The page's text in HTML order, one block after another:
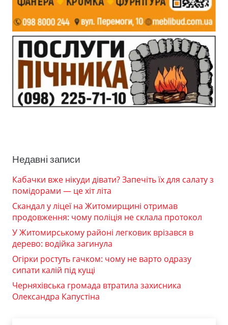
Недавні записи
Кабачки вже нікуди дівати? Запечіть їх для салату з
помідорами — це хіт літа
Скандал у ліцеї на Житомирщині отримав
продовження: чому поліція не склала протокол
У Житомирському районі легковик врізався в
дерево: водійка загинула
Огірки ростуть гачком: чому не варто одразу
сипати калій під кущі
Черняхівська громада втратила захисника
Олександра Капустіна